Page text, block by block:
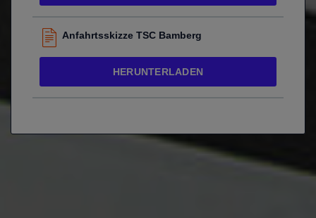
Anfahrtsskizze TSC Bamberg
HERUNTERLADEN